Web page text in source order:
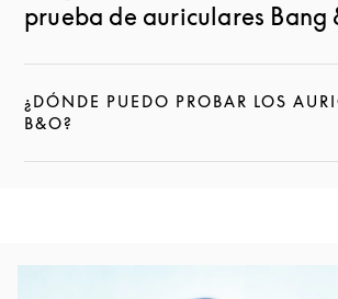
prueba de auriculares Bang
¿DÓNDE PUEDO PROBAR LOS
B&O?
HAZ CLIC PARA AMPLIAR ESTA